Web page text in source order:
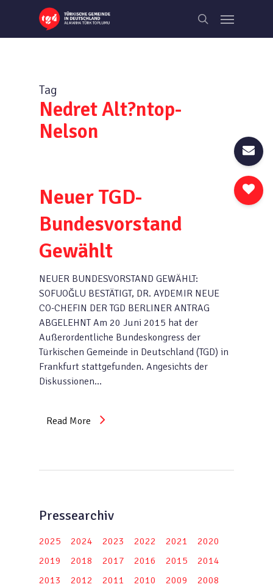
main
search
Menu
Tag
Nedret Alt?ntop-
Nelson
Neuer TGD-
Bundesvorstand
Gewählt
NEUER BUNDESVORSTAND GEWÄHLT:
SOFUOĞLU BESTÄTIGT, DR. AYDEMIR NEUE
CO-CHEFIN DER TGD BERLINER ANTRAG
ABGELEHNT Am 20 Juni 2015 hat der
Außerordentliche Bundeskongress der
Türkischen Gemeinde in Deutschland (TGD) in
Frankfurt stattgefunden. Angesichts der
Diskussionen…
Read More
Pressearchiv
2025 2024 2023 2022 2021
2020
2019
2018 2017 2016 2015
2014
2013
2012 2011 2010 2009
2008